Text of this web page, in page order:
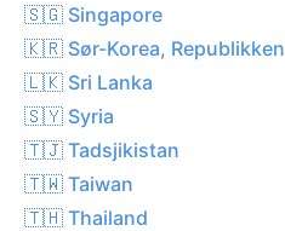
🇸🇬 Singapore
🇰🇷 Sør-Korea, Republikken
🇱🇰 Sri Lanka
🇸🇾 Syria
🇹🇯 Tadsjikistan
🇹🇼 Taiwan
🇹🇭 Thailand